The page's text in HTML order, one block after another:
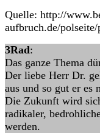
Quelle: http://
aufbruch.de/
3Rad:
Das ganze Thema
Der liebe Herr Dr.
aus und so gut er es
Die Zukunft wird
radikaler,
werden.